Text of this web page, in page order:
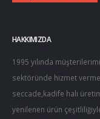
HAKKIMIZDA
1995 yılında
sektöründe hizmet
seccade,kadife halı
yenilenen ürün